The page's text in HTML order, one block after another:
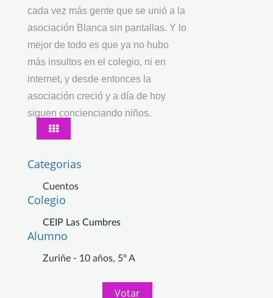
cada vez más gente que se unió a la
asociación Blanca sin pantallas. Y lo
mejor de todo es que ya no hubo
más insultos en el colegio, ni en
internet, y desde entonces la
asociación creció y a día de hoy
siguen concienciando niños.
Categorias
Cuentos
Colegio
CEIP Las Cumbres
Alumno
Zuriñe - 10 años, 5º A
Votar